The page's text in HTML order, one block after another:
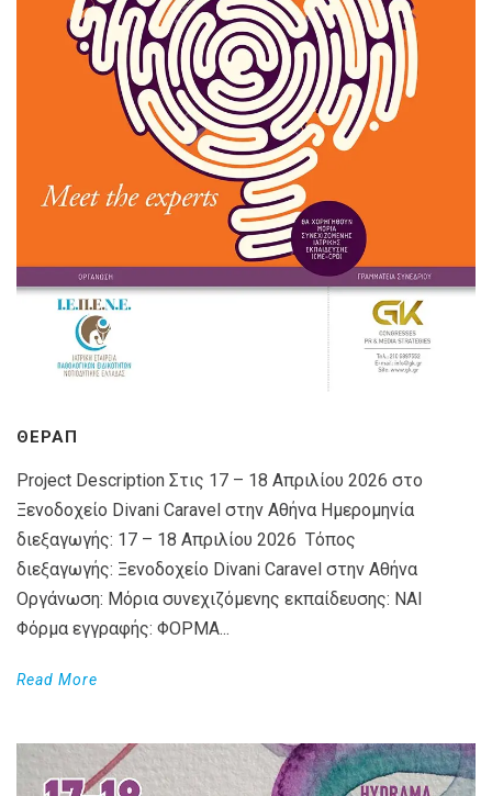
ΘΕΡΑΠ
Project Description Στις 17 – 18 Απριλίου 2026 στο
Ξενοδοχείο Divani Caravel στην Αθήνα Ημερομηνία
διεξαγωγής: 17 – 18 Απριλίου 2026 Τόπος
διεξαγωγής: Ξενοδοχείο Divani Caravel στην Αθήνα
Οργάνωση: Μόρια συνεχιζόμενης εκπαίδευσης: ΝΑΙ
Φόρμα εγγραφής: ΦΟΡΜΑ...
Read More